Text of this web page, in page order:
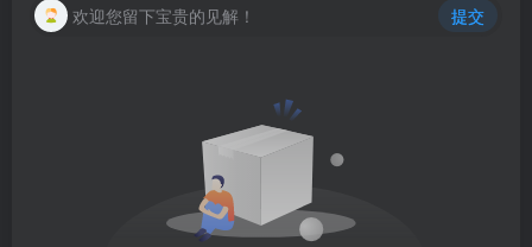
欢迎您留下宝贵的见解！ 提交